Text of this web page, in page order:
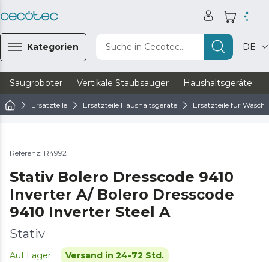
Kategorien Suche in Cecotec... DE
Saugroboter Vertikale Staubsauger Haushaltsgeräte
Ersatzteile Ersatzteile Haushaltsgeräte Ersatzteile für
Referenz: R4992
Stativ Bolero Dresscode 9410
Inverter A/ Bolero Dresscode
9410 Inverter Steel A
Stativ
Auf Lager Versand in 24-72 Std.